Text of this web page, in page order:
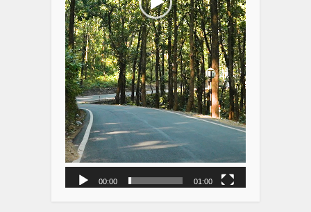
00:00 01:00